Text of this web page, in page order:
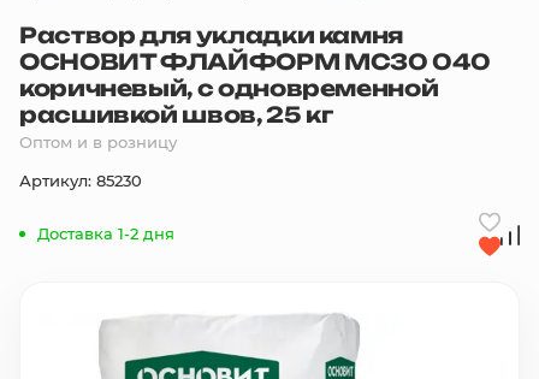
Каталог товаров
Быстрый заказ по списку
Все
Избранное
В корзину
Раствор для укладки камня
ОСНОВИТ ФЛАЙФОРМ МС30 040
коричневый, с одновременной
расшивкой швов, 25 кг
Оптом и в розницу
Артикул: 85230
Доставка 1-2 дня